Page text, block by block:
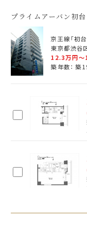
プライムアーバン初台
京王線「初
東京都渋谷
12.3万円～
築年数： 築